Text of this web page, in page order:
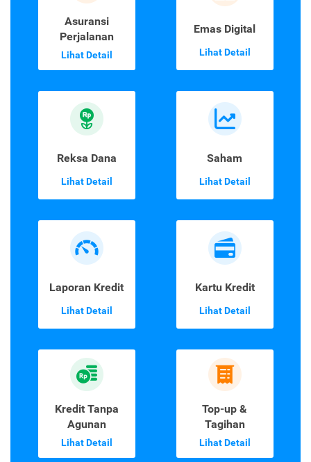
Asuransi
Perjalanan
Lihat Detail
Emas Digital
Lihat Detail
Reksa Dana
Lihat Detail
Saham
Lihat Detail
Laporan Kredit
Lihat Detail
Kartu Kredit
Lihat Detail
Kredit Tanpa
Agunan
Lihat Detail
Top-up &
Tagihan
Lihat Detail